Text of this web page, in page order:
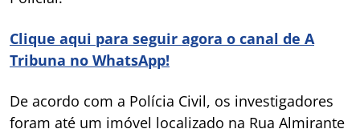
Clique aqui para seguir agora o canal de A
Tribuna no WhatsApp!
De acordo com a Polícia Civil, os investigadores
foram até um imóvel localizado na Rua Almirante